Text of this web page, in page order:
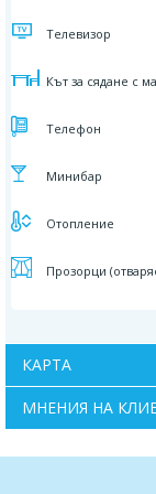
Телевизор
Кът за сядане с
Телефон
Минибар
Отопление
Прозорци
КАРТА
МНЕНИЯ НА